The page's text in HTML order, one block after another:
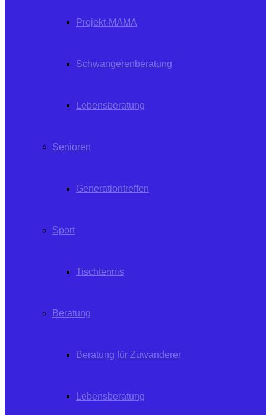
Projekt-MAMA
Schwangerenberatung
Lebensberatung
Senioren
Generationtreffen
Sport
Tischtennis
Beratung
Beratung für Zuwanderer
Lebensberatung